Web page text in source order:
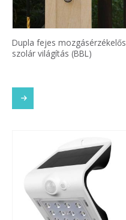
Dupla fejes mozgásérzékelős
szolár világítás (BBL)